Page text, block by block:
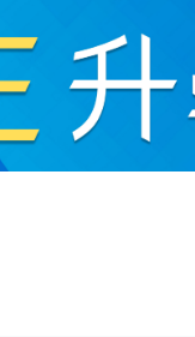
健康